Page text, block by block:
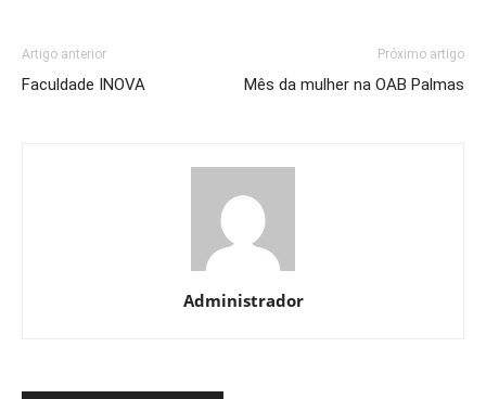
Artigo anterior
Faculdade INOVA
Próximo artigo
Mês da mulher na OAB Palmas
Administrador